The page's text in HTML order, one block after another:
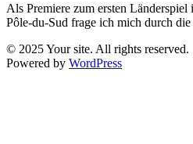
Als Premiere zum ersten
Pôle-du-Sud frage ich mich durch
© 2025 Your site. All rights reserved.
Powered by WordPress